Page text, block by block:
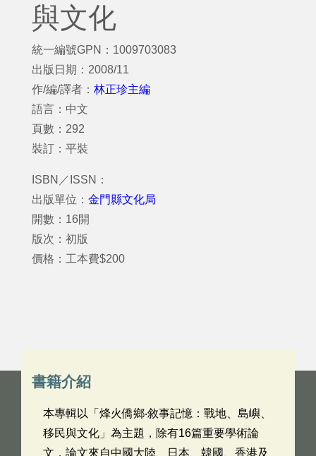
與文化
統一編號GPN：1009703083
出版日期：2008/11
作/編/譯者： 林正珍主編
語言：中文
頁數：292
裝訂：平裝
ISBN／ISSN：
出版單位： 金門縣文化局
開數：16開
版次：初版
價格：工本費$200
書籍介紹
本專輯以「烽火僑鄉‧敘事記憶：戰地、島嶼、
移民與文化」為主題，除有16篇重要學術論
文，論文來自中國大陸、日本、韓國、香港及